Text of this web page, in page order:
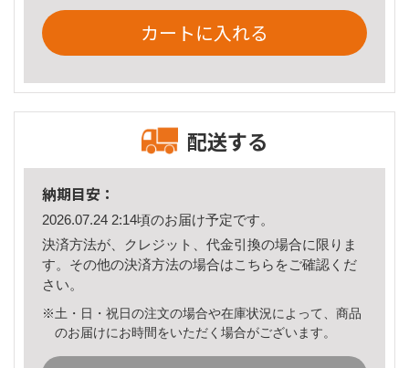
カートに入れる
配送する
納期目安：
2026.07.24 2:14頃のお届け予定です。
決済方法が、クレジット、代金引換の場合に限りま
す。その他の決済方法の場合はこちら をご確認くだ
さい。
※土・日・祝日の注文の場合や在庫状況によって、商品
のお届けにお時間をいただく場合がございます。